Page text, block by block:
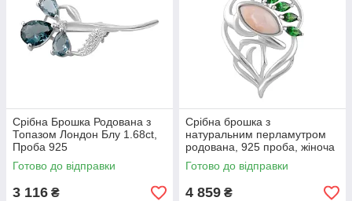
Срібна Брошка Родована з
Топазом Лондон Блу 1.68ct,
Проба 925
Готово до відправки
3 116 ₴
Срібна брошка з
натуральним перламутром
родована, 925 проба, жіноча
Готово до відправки
4 859 ₴